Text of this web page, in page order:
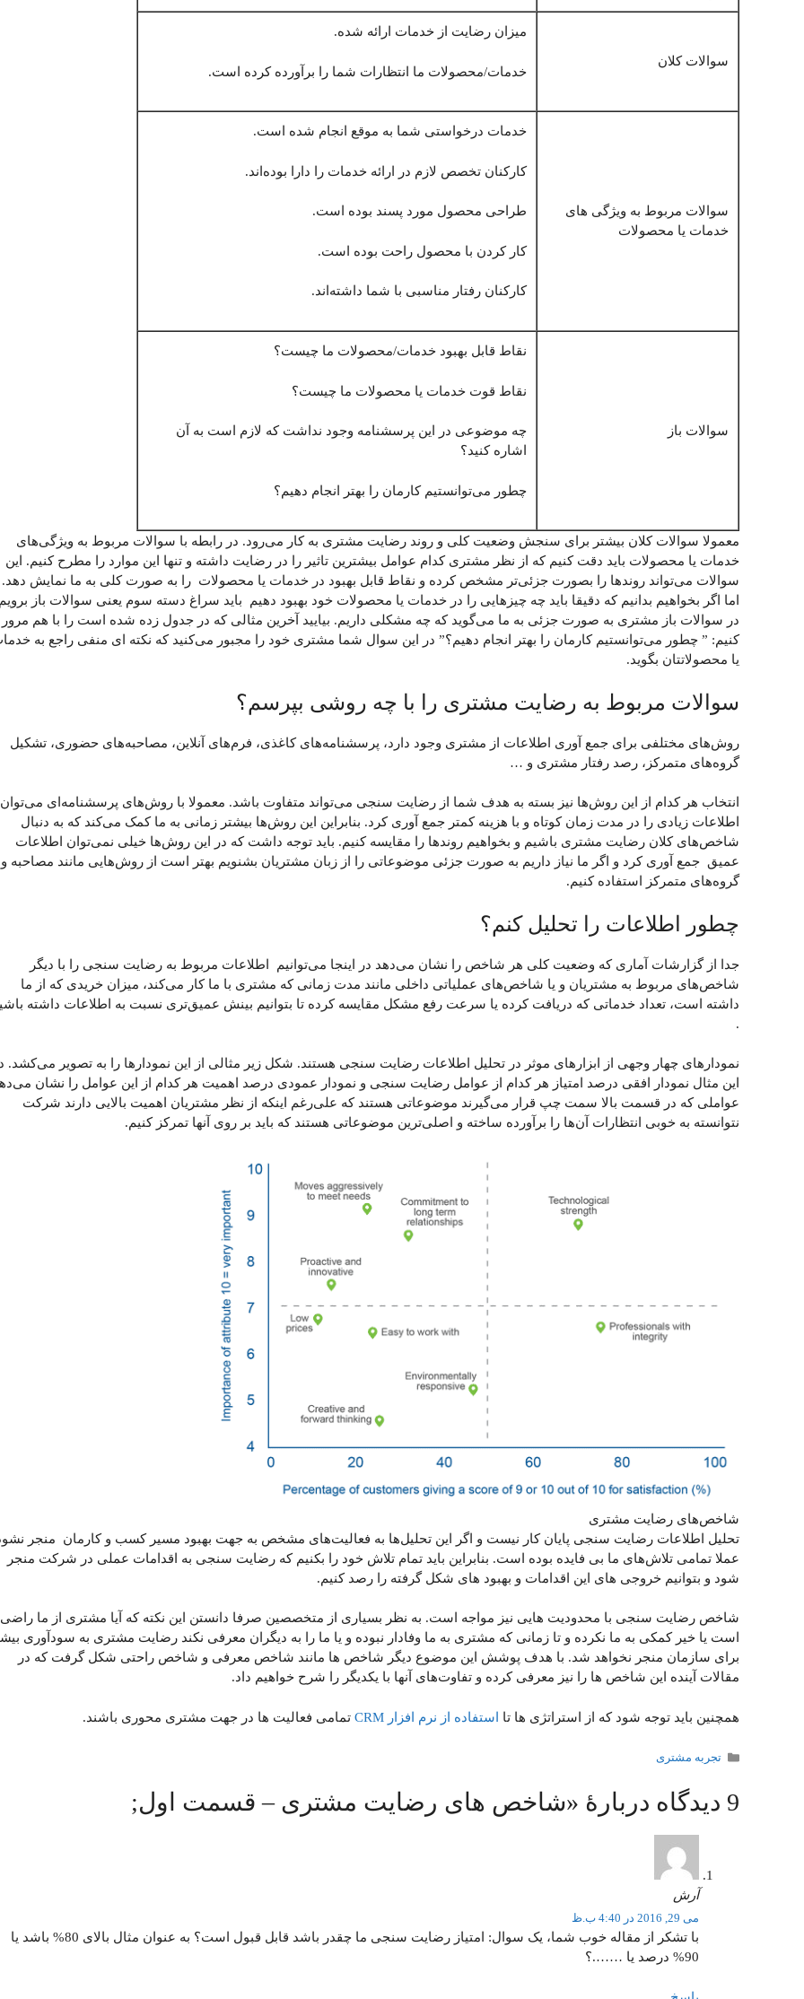
سوالات کلان
میزان رضایت از خدمات ارائه شده.
خدمات/محصولات ما انتظارات شما را برآورده کرده است.
سوالات مربوط به ویژگی های
خدمات یا محصولات
خدمات درخواستی شما به موقع انجام شده است.
کارکنان تخصص لازم در ارائه خدمات را دارا بوده‌اند.
طراحی محصول مورد پسند بوده است.
کار کردن با محصول راحت بوده است.
کارکنان رفتار مناسبی با شما داشته‌اند.
سوالات باز
نقاط قابل بهبود خدمات/محصولات ما چیست؟
نقاط قوت خدمات یا محصولات ما چیست؟
چه موضوعی در این پرسشنامه وجود نداشت که لازم است به آن
اشاره کنید؟
چطور می‌توانستیم کارمان را بهتر انجام دهیم؟
معمولا سوالات کلان بیشتر برای سنجش وضعیت کلی و روند رضایت مشتری به کار می‌رود. در رابطه با سوالات مربوط به ویژگی‌های
خدمات یا محصولات باید دقت کنیم که از نظر مشتری کدام عوامل بیشترین تاثیر را در رضایت داشته و تنها این موارد را مطرح کنیم. این
سوالات می‌تواند روندها را بصورت جزئی‌تر مشخص کرده و نقاط قابل بهبود در خدمات یا محصولات را به‌ صورت کلی به ما نمایش دهد.
اما اگر بخواهیم بدانیم که دقیقا باید چه چیزهایی را در خدمات یا محصولات خود بهبود دهیم باید سراغ دسته سوم یعنی سوالات باز
در سوالات باز مشتری به صورت جزئی به ما می‌گوید که چه مشکلی داریم. بیایید آخرین مثالی که در جدول زده شده است را با هم مرور
کنیم: ” چطور می‌توانستیم کارمان را بهتر انجام دهیم؟” در این سوال شما مشتری خود را مجبور می‌کنید که نکته ای منفی راجع به
یا محصولاتتان بگوید.
سوالات مربوط به رضایت مشتری را با چه روشی بپرسم؟
روش‌های مختلفی برای جمع آوری اطلاعات از مشتری وجود دارد، پرسشنامه‌های کاغذی، فرم‌های آنلاین، مصاحبه‌های حضوری، تشکیل
گروه‌های متمرکز، رصد رفتار مشتری و …
انتخاب هر کدام از این روش‌ها نیز بسته به هدف شما از رضایت سنجی می‌تواند متفاوت باشد. معمولا با روش‌های پرسشنامه‌ای می‌توان
اطلاعات زیادی را در مدت زمان کوتاه و با هزینه کمتر جمع آوری کرد. بنابراین این روش‌ها بیشتر زمانی به ما کمک می‌کند که به دنبال
شاخص‌های کلان رضایت مشتری باشیم و بخواهیم روند‌ها را مقایسه کنیم. باید توجه داشت که در این روش‌ها خیلی نمی‌توان اطلاعات
عمیق جمع آوری کرد و اگر ما نیاز داریم به صورت جزئی موضوعاتی را از زبان مشتریان بشنویم بهتر است از روش‌هایی مانند مصاحبه و
گروه‌های متمرکز استفاده کنیم.
چطور اطلاعات را تحلیل کنم؟
جدا از گزارشات آماری که وضعیت کلی هر شاخص را نشان می‌دهد در اینجا می‌توانیم اطلاعات مربوط به رضایت سنجی را با دیگر
شاخص‌های مربوط به مشتریان و یا شاخص‌های عملیاتی داخلی مانند مدت زمانی که مشتری با ما کار می‌کند، میزان خریدی که از ما
داشته است، تعداد خدماتی که دریافت کرده یا سرعت رفع مشکل مقایسه کرده تا بتوانیم بینش عمیق‌تری نسبت به اطلاعات داشته
.
نمودارهای چهار وجهی از ابزارهای موثر در تحلیل اطلاعات رضایت سنجی هستند. شکل زیر مثالی از این نمودارها را به تصویر می‌کشد.
این مثال نمودار افقی درصد امتیاز هر کدام از عوامل رضایت سنجی و نمودار عمودی درصد اهمیت هر کدام از این عوامل را نشان
عواملی که در قسمت بالا سمت چپ قرار می‌گیرند موضوعاتی هستند که علی‌رغم اینکه از نظر مشتریان اهمیت بالایی دارند شرکت
نتوانسته به خوبی انتظارات آن‌ها را برآورده ساخته و اصلی‌ترین موضوعاتی هستند که باید بر روی آنها تمرکز کنیم.
شاخص‌های رضایت مشتری
تحلیل اطلاعات رضایت سنجی پایان کار نیست و اگر این تحلیل‌ها به فعالیت‌های مشخص به جهت بهبود مسیر کسب و کارمان منجر
عملا تمامی تلاش‌های ما بی فایده بوده است. بنابراین باید تمام تلاش خود را بکنیم که رضایت سنجی به اقدامات عملی در شرکت منجر
شود و بتوانیم خروجی های این اقدامات و بهبود های شکل گرفته را رصد کنیم.
شاخص رضایت سنجی با محدودیت هایی نیز مواجه است. به نظر بسیاری از متخصصین صرفا دانستن این نکته که آیا مشتری از ما راضی
است یا خیر کمکی به ما نکرده و تا زمانی که مشتری به ما وفادار نبوده و یا ما را به دیگران معرفی نکند رضایت مشتری به سودآوری
برای سازمان منجر نخواهد شد. با هدف پوشش این موضوع دیگر شاخص ها مانند شاخص معرفی و شاخص راحتی شکل گرفت که در
مقالات آینده این شاخص ها را نیز معرفی کرده و تفاوت‌های آنها با یکدیگر را شرح خواهیم داد.
همچنین باید توجه شود که از استراتژی ها تا استفاده از نرم افزار CRM تمامی فعالیت ها در جهت مشتری محوری باشند.
دسته‌ها
تجربه مشتری
9 دیدگاه دربارهٔ «شاخص های رضایت مشتری – قسمت اول;
آرش
می 29, 2016 در 4:40 ب.ظ
با تشکر از مقاله خوب شما، یک سوال: امتیاز رضایت سنجی ما چقدر باشد قابل قبول است؟ به عنوان مثال بالای 80% باشد یا
90% درصد یا …….؟